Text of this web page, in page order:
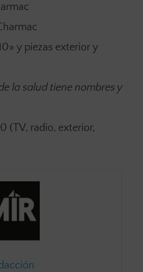
y piezas exterior y
la salud tiene nombres y
(TV, radio, exterior,